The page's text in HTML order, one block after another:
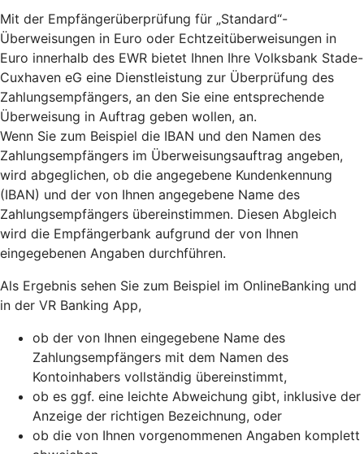
Mit der Empfängerüberprüfung für „Standard“-
Überweisungen in Euro oder Echtzeitüberweisungen in
Euro innerhalb des EWR bietet Ihnen Ihre Volksbank Stade-
Cuxhaven eG eine Dienstleistung zur Überprüfung des
Zahlungsempfängers, an den Sie eine entsprechende
Überweisung in Auftrag geben wollen, an.
Wenn Sie zum Beispiel die IBAN und den Namen des
Zahlungsempfängers im Überweisungsauftrag angeben,
wird abgeglichen, ob die angegebene Kundenkennung
(IBAN) und der von Ihnen angegebene Name des
Zahlungsempfängers übereinstimmen. Diesen Abgleich
wird die Empfängerbank aufgrund der von Ihnen
eingegebenen Angaben durchführen.
Als Ergebnis sehen Sie zum Beispiel im OnlineBanking und
in der VR Banking App,
ob der von Ihnen eingegebene Name des
Zahlungsempfängers mit dem Namen des
Kontoinhabers vollständig übereinstimmt,
ob es ggf. eine leichte Abweichung gibt, inklusive der
Anzeige der richtigen Bezeichnung, oder
ob die von Ihnen vorgenommenen Angaben komplett